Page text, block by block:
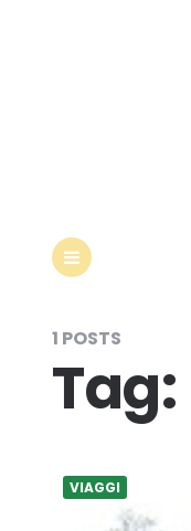
1 POSTS
Tag:
VIAGGI